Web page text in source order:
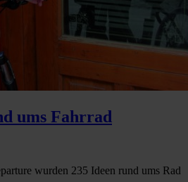
ums Fahrrad
wurden 235 Ideen rund ums Rad